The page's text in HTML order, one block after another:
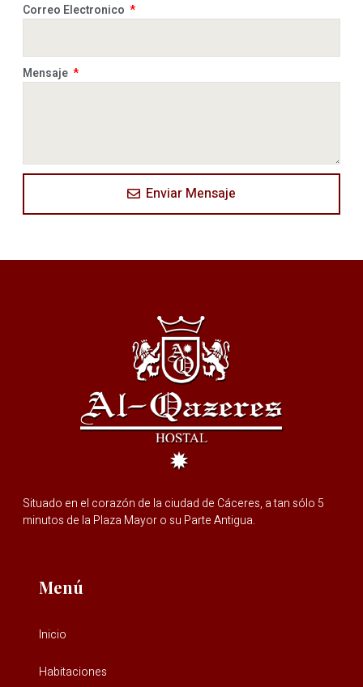
Correo Electronico
Mensaje
Enviar Mensaje
Situado en el corazón de la ciudad de Cáceres, a tan sólo 5
minutos de la Plaza Mayor o su Parte Antigua.
Menú
Inicio
Habitaciones